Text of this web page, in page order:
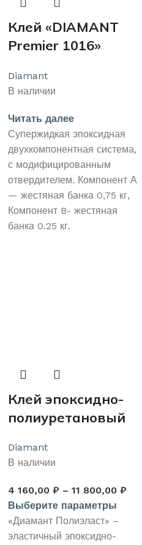
Клей «DIAMANT
Premier 1016»
эпоксидная
Diamant
В наличии
Читать далее
Супержидкая эпоксидная
двухкомпонентная система,
с модифицированным
отвердителем. Компонент А
— жестяная банка 0,75 кг,
Компонент B- жестяная
банка 0.25 кг.
Клей эпоксидно-
полиуретановый
POLYELAST»
Diamant
В наличии
4 160,00 ₽ – 11 800,00 ₽
Выберите параметры
«Диамант Полиэласт» –
эластичный эпоксидно-